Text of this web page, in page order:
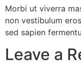
Morbi ut viverra
non vestibulum
sed sapien
Leave a